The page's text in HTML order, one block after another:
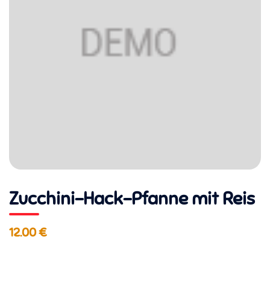
Zucchini-Hack-Pfanne mit Reis
12.00 €